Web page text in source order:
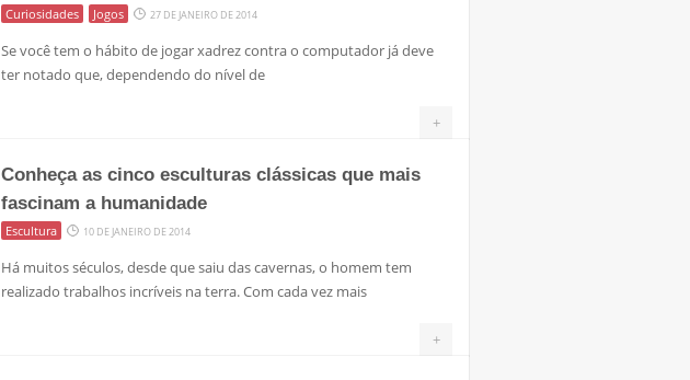
Curiosidades Jogos 27 DE JANEIRO DE 2014
Se você tem o hábito de jogar xadrez contra o computador já deve
ter notado que, dependendo do nível de
+
Conheça as cinco esculturas clássicas que mais
fascinam a humanidade
Escultura 10 DE JANEIRO DE 2014
Há muitos séculos, desde que saiu das cavernas, o homem tem
realizado trabalhos incríveis na terra. Com cada vez mais
+